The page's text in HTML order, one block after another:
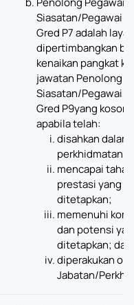
Siasatan/Pegawai
Gred P7 adalah layak
dipertimbangkan
kenaikan pangkat ke
jawatan Penolong
Siasatan/Pegawai
Gred P9yang kosong
apabila telah:
disahkan dalam
perkhidmatan;
mencapai tahap
prestasi yang
ditetapkan;
memenuhi
dan potensi
ditetapkan; dan
diperakukan
Jabatan/